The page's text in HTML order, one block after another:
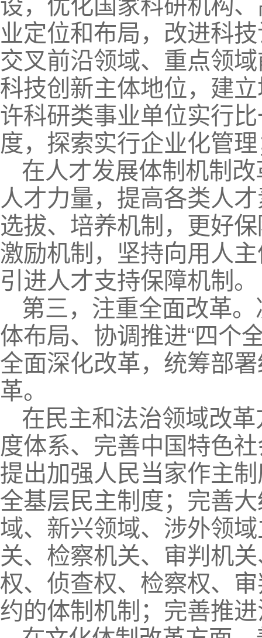
设，优化国家科研机构
业定位和布局，改进科
交叉前沿领域、重点领
科技创新主体地位，建
许科研类事业单位实行
度，探索实行企业化管
在人才发展体制机制
人才力量，提高各类人
选拔、培养机制，更好
激励机制，坚持向用人
引进人才支持保障机制。
第三，注重全面改革
体布局、协调推进“四个
全面深化改革，统筹部
革。
在民主和法治领域改
度体系、完善中国特色
提出加强人民当家作主
全基层民主制度；完善
域、新兴领域、涉外领
关、检察机关、审判机
权、侦查权、检察权、
约的体制机制；完善推